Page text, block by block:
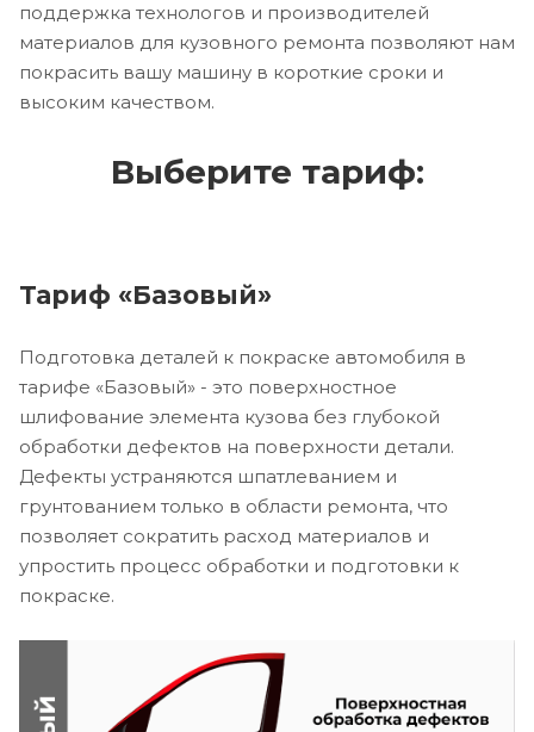
поддержка технологов и производителей
материалов для кузовного ремонта позволяют нам
покрасить вашу машину в короткие сроки и
высоким качеством.
Выберите тариф:
Тариф «Базовый»
Подготовка деталей к покраске автомобиля в
тарифе «Базовый» - это поверхностное
шлифование элемента кузова без глубокой
обработки дефектов на поверхности детали.
Дефекты устраняются шпатлеванием и
грунтованием только в области ремонта, что
позволяет сократить расход материалов и
упростить процесс обработки и подготовки к
покраске.